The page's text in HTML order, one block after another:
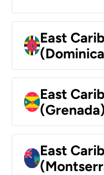
East
East
East